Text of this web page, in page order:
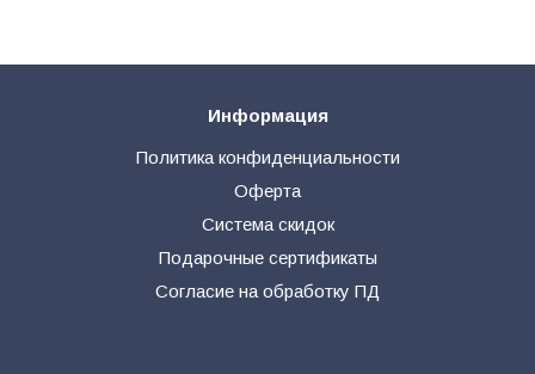
Информация
Политика конфиденциальности
Оферта
Система скидок
Подарочные сертификаты
Согласие на обработку ПД